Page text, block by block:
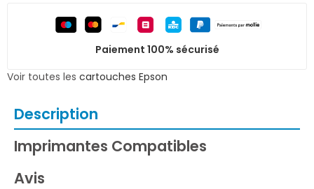
Paiement 100% sécurisé
Voir toutes les cartouches Epson
Description
Imprimantes Compatibles
Avis